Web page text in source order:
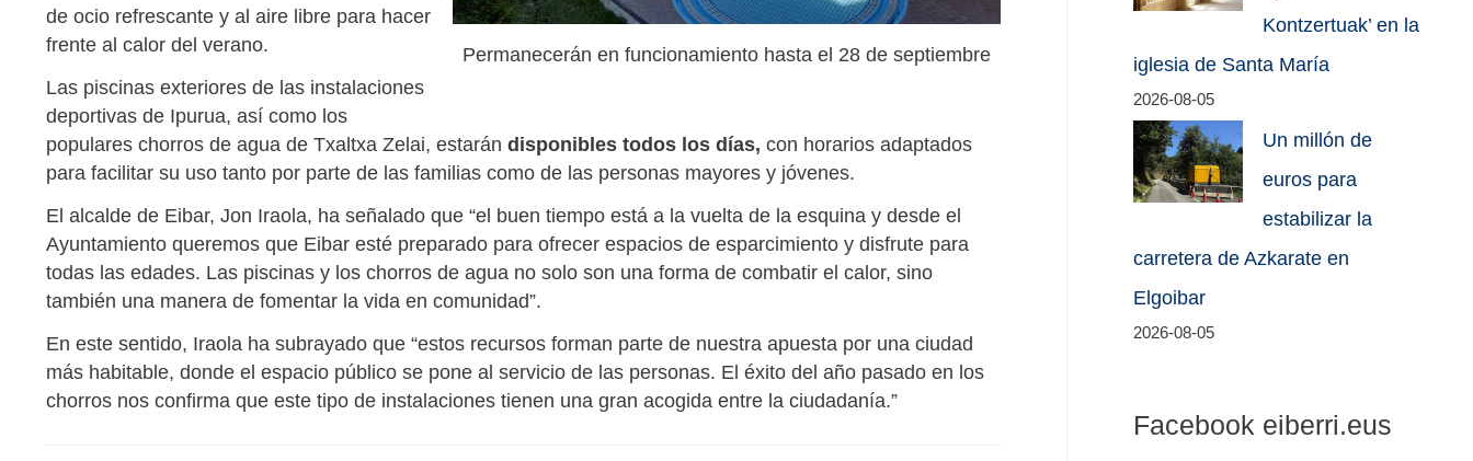
Permanecerán en funcionamiento hasta el 28 de septiembre
de ocio refrescante y al aire libre para hacer
frente al calor del verano.
Las piscinas exteriores de las instalaciones
deportivas de Ipurua, así como los
populares chorros de agua de Txaltxa Zelai, estarán disponibles todos los días, con horarios adaptados
para facilitar su uso tanto por parte de las familias como de las personas mayores y jóvenes.
El alcalde de Eibar, Jon Iraola, ha señalado que “el buen tiempo está a la vuelta de la esquina y desde el
Ayuntamiento queremos que Eibar esté preparado para ofrecer espacios de esparcimiento y disfrute para
todas las edades. Las piscinas y los chorros de agua no solo son una forma de combatir el calor, sino
también una manera de fomentar la vida en comunidad”.
En este sentido, Iraola ha subrayado que “estos recursos forman parte de nuestra apuesta por una ciudad
más habitable, donde el espacio público se pone al servicio de las personas. El éxito del año pasado en los
chorros nos confirma que este tipo de instalaciones tienen una gran acogida entre la ciudadanía.”
Kontzertuak’ en la
iglesia de Santa María
2026-08-05
Un millón de
euros para
estabilizar la
carretera de Azkarate en
Elgoibar
2026-08-05
Facebook eiberri.eus